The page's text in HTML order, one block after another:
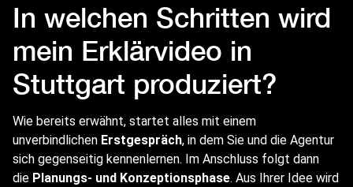
In welchen Schritten wird
mein Erklärvideo in
Stuttgart produziert?
Wie bereits erwähnt, startet alles mit einem
unverbindlichen Erstgespräch, in dem Sie und die Agentur
sich gegenseitig kennenlernen. Im Anschluss folgt dann
die Planungs- und Konzeptionsphase. Aus Ihrer Idee wird